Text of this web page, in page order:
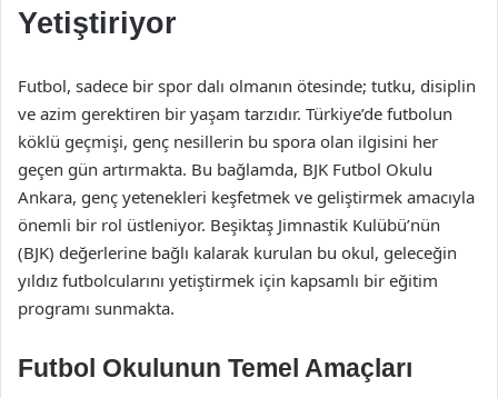
Yetiştiriyor
Futbol, sadece bir spor dalı olmanın ötesinde; tutku, disiplin
ve azim gerektiren bir yaşam tarzıdır. Türkiye’de futbolun
köklü geçmişi, genç nesillerin bu spora olan ilgisini her
geçen gün artırmakta. Bu bağlamda, BJK Futbol Okulu
Ankara, genç yetenekleri keşfetmek ve geliştirmek amacıyla
önemli bir rol üstleniyor. Beşiktaş Jimnastik Kulübü’nün
(BJK) değerlerine bağlı kalarak kurulan bu okul, geleceğin
yıldız futbolcularını yetiştirmek için kapsamlı bir eğitim
programı sunmakta.
Futbol Okulunun Temel Amaçları